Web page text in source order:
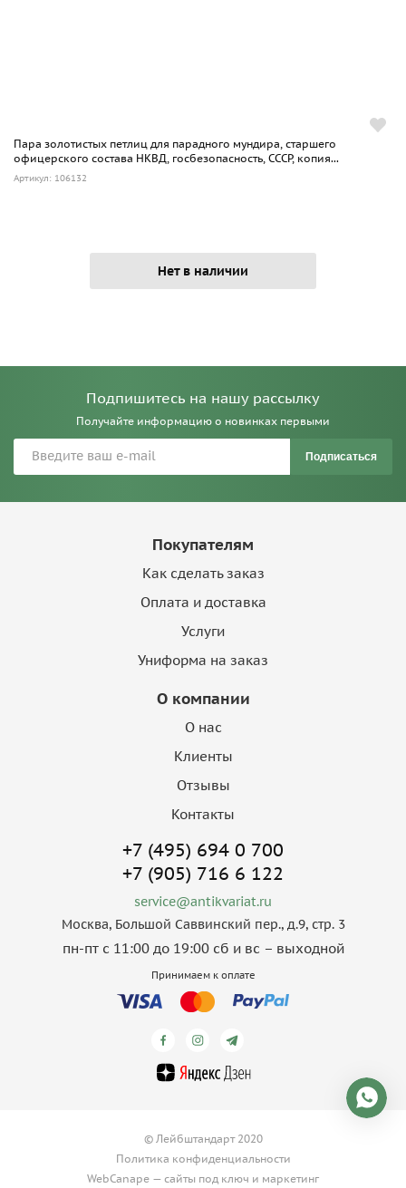
Пара золотистых петлиц для парадного мундира, старшего
офицерского состава НКВД, госбезопасность, СССР, копия...
Артикул: 106132
Нет в наличии
Подпишитесь на нашу рассылку
Получайте информацию о новинках первыми
Подписаться
Покупателям
Как сделать заказ
Оплата и доставка
Услуги
Униформа на заказ
О компании
О нас
Клиенты
Отзывы
Контакты
+7 (495) 694 0 700
+7 (905) 716 6 122
service@antikvariat.ru
Москва, Большой Саввинский пер., д.9, стр. 3
пн-пт с 11:00 до 19:00 сб и вс – выходной
Принимаем к оплате
© Лейбштандарт 2020
Политика конфиденциальности
WebCanape — сайты под ключ и маркетинг